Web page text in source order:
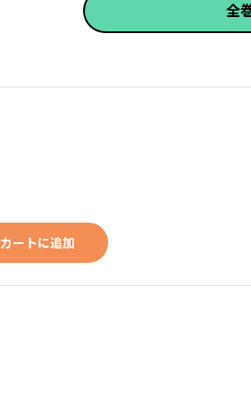
全
カートに追加